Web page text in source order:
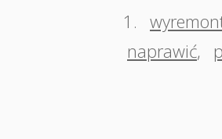
1.
naprawić,